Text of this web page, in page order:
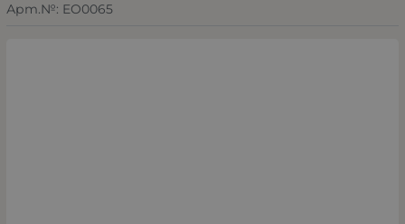
Арт.№: EO0065